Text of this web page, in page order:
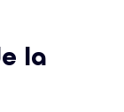
la